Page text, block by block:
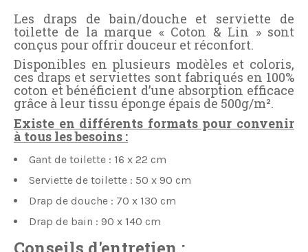
Les draps de bain/douche et serviette de
toilette de la marque « Coton & Lin » sont
conçus pour offrir douceur et réconfort.
Disponibles en plusieurs modèles et coloris,
ces draps et serviettes sont fabriqués en 100%
coton et bénéficient d’une absorption efficace
grâce à leur tissu éponge épais de 500g/m².
Existe en différents formats pour convenir
à tous les besoins :
Gant de toilette : 16 x 22 cm
Serviette de toilette : 50 x 90 cm
Drap de douche : 70 x 130 cm
Drap de bain : 90 x 140 cm